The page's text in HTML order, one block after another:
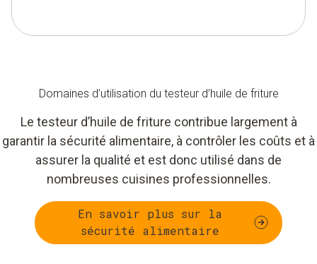
Domaines d’utilisation du testeur d’huile de friture
Le testeur d’huile de friture contribue largement à
garantir la sécurité alimentaire, à contrôler les coûts et à
assurer la qualité et est donc utilisé dans de
nombreuses cuisines professionnelles.
En savoir plus sur la
sécurité alimentaire